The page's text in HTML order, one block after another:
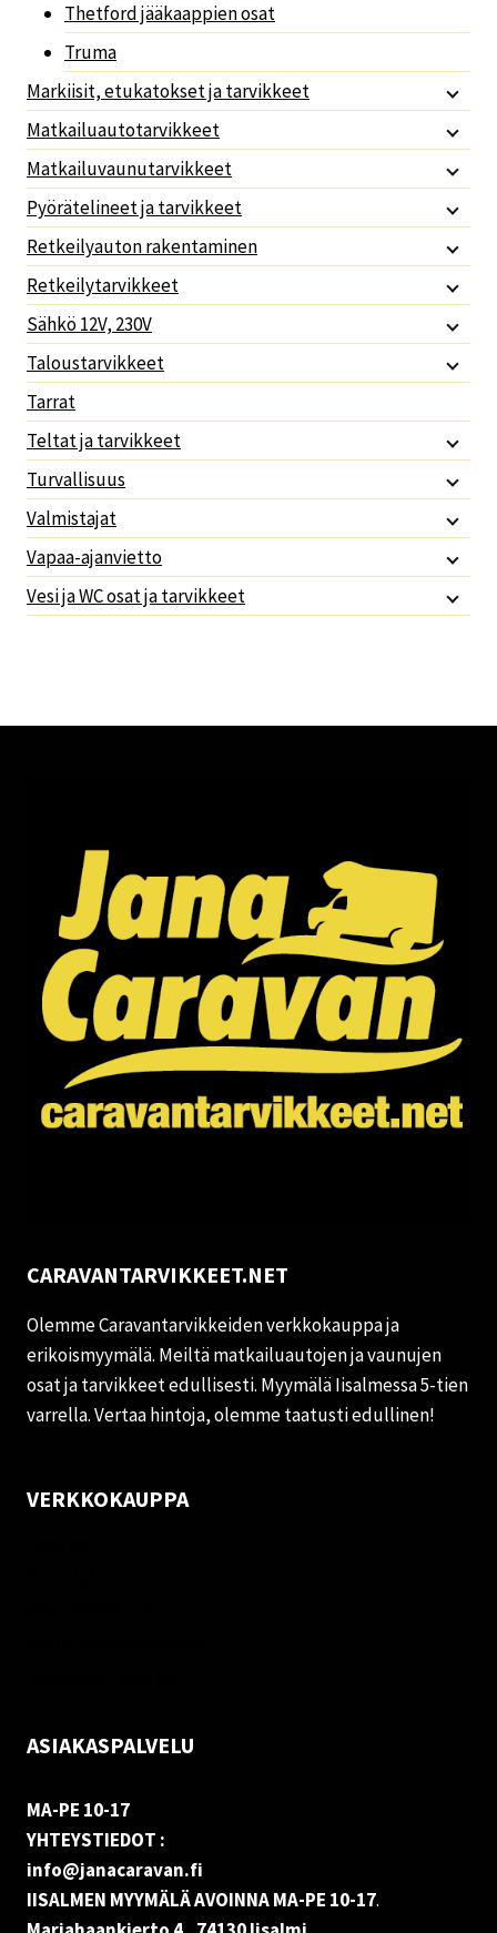
Thetford jääkaappien osat
Truma
Markiisit, etukatokset ja tarvikkeet
Matkailuautotarvikkeet
Matkailuvaunutarvikkeet
Pyörätelineet ja tarvikkeet
Retkeilyauton rakentaminen
Retkeilytarvikkeet
Sähkö 12V, 230V
Taloustarvikkeet
Tarrat
Teltat ja tarvikkeet
Turvallisuus
Valmistajat
Vapaa-ajanvietto
Vesi ja WC osat ja tarvikkeet
CARAVANTARVIKKEET.NET
Olemme Caravantarvikkeiden verkkokauppa ja
erikoismyymälä. Meiltä matkailuautojen ja vaunujen
osat ja tarvikkeet edullisesti. Myymälä Iisalmessa 5-tien
varrella. Vertaa hintoja, olemme taatusti edullinen!
VERKKOKAUPPA
ASIAKASPALVELU
MA-PE 10-17
YHTEYSTIEDOT :
info@janacaravan.fi
IISALMEN MYYMÄLÄ AVOINNA MA-PE 10-17.